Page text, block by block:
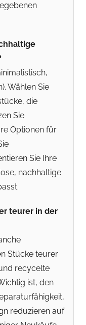
Wählen Sie
die
Sie
Optionen für
Sie Ihre
nachhaltige
teurer in der
Stücke teurer
recycelte
ist, den
reduzieren auf